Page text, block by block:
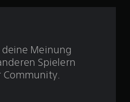
deine Meinung
Spielern
Community.